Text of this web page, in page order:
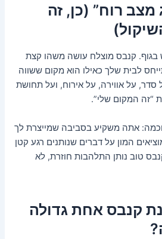
רוח” (כן, זה
קנבס מוצלח עושה משהו קצת
לבית שלך כאילו הוא מקום ששווה
על אווירה, על אירוח, ועל תחושת
“זה המקום שלי”.
חכמה: אתה משקיע בסביבה שמייצרת לך
המון על דברים שנותנים רגע קטן
טוב נותן התלהבות חוזרת, לא
קנבס אחת גדולה